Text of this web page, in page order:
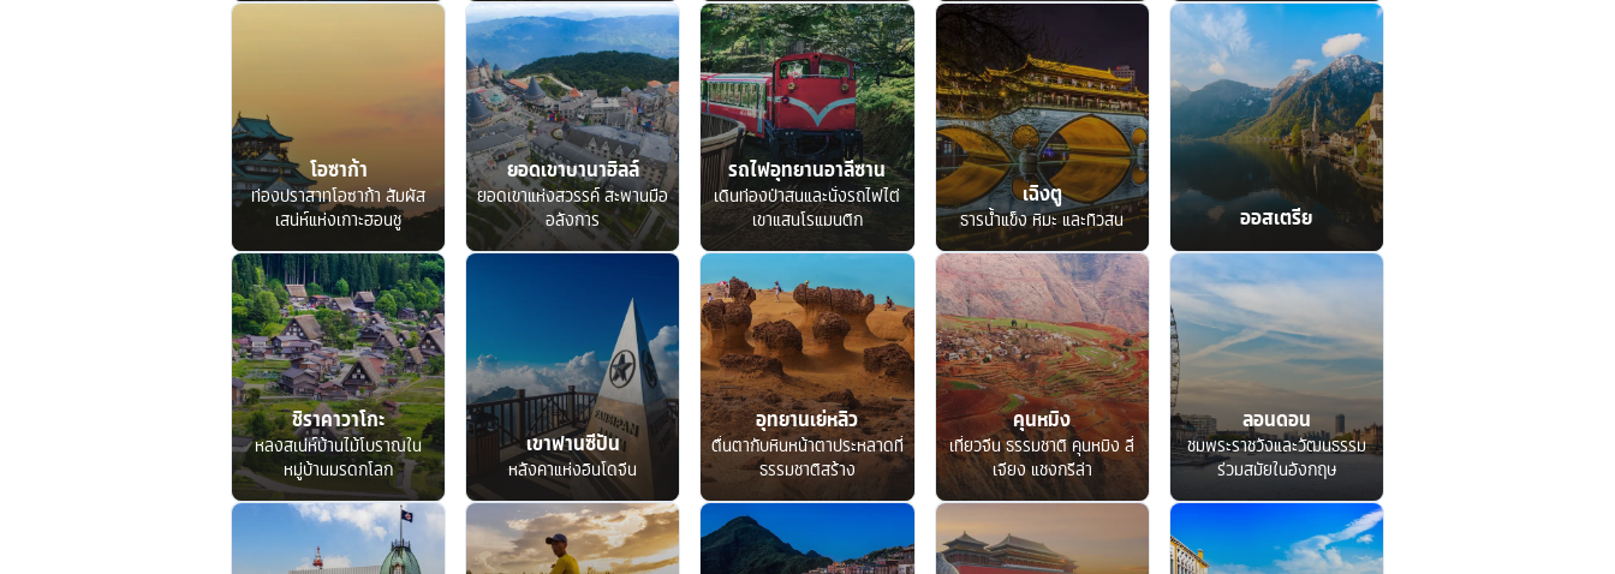
โอซาก้า
ท่องปราสาทโอซาก้า สัมผัส
เสน่ห์แห่งเกาะฮอนชู
ชิราคาวาโกะ
หลงสเน่ห์บ้านไม้โบราณใน
หมู่บ้านมรดกโลก
ยอดเขาบานาฮิลล์
ยอดเขาแห่งสวรรค์ สะพานมือ
อลังการ
เขาฟานซีปัน
หลังคาแห่งอินโดจีน
รถไฟอุทยานอาลีซาน
เดินท่องป่าสนและนั่งรถไฟไต่
เขาแสนโรแมนติก
อุทยานเย่หลิว
ตื่นตากับหินหน้าตาประหลาดที่
ธรรมชาติสร้าง
เฉิงตู
ธารน้ำแข็ง หิมะ และทิวสน
คุนหมิง
เที่ยวจีน ธรรมชาติ คุนหมิง ลี่
เจียง แชงกรีล่า
ออสเตรีย
ลอนดอน
ชมพระราชวังและวัฒนธรรม
ร่วมสมัยในอังกฤษ